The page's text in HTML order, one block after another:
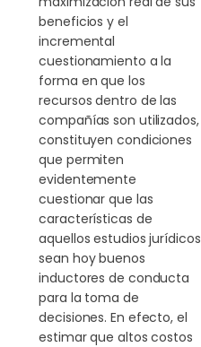
beneficios y el
incremental
cuestionamiento a la
forma en que los
recursos dentro de las
compañías son utilizados,
constituyen condiciones
que permiten
evidentemente
cuestionar que las
características de
aquellos estudios jurídicos
sean hoy buenos
inductores de conducta
para la toma de
decisiones. En efecto, el
estimar que altos costos